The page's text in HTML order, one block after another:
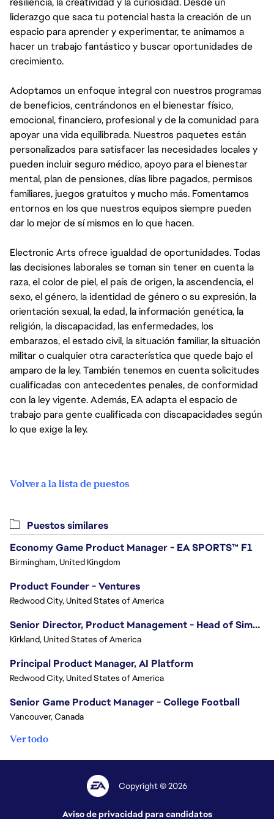
liderazgo que saca tu potencial hasta la creación de un
espacio para aprender y experimentar, te animamos a
hacer un trabajo fantástico y buscar oportunidades de
crecimiento.
Adoptamos un enfoque integral con nuestros programas
de beneficios, centrándonos en el bienestar físico,
emocional, financiero, profesional y de la comunidad para
apoyar una vida equilibrada. Nuestros paquetes están
personalizados para satisfacer las necesidades locales y
pueden incluir seguro médico, apoyo para el bienestar
mental, plan de pensiones, días libre pagados, permisos
familiares, juegos gratuitos y mucho más. Fomentamos
entornos en los que nuestros equipos siempre pueden
dar lo mejor de sí mismos en lo que hacen.
Electronic Arts ofrece igualdad de oportunidades. Todas
las decisiones laborales se toman sin tener en cuenta la
raza, el color de piel, el país de origen, la ascendencia, el
sexo, el género, la identidad de género o su expresión, la
orientación sexual, la edad, la información genética, la
religión, la discapacidad, las enfermedades, los
embarazos, el estado civil, la situación familiar, la situación
militar o cualquier otra característica que quede bajo el
amparo de la ley. También tenemos en cuenta solicitudes
cualificadas con antecedentes penales, de conformidad
con la ley vigente. Además, EA adapta el espacio de
trabajo para gente cualificada con discapacidades según
lo que exige la ley.
Volver a la lista de puestos
Puestos similares
Economy Game Product Manager - EA SPORTS™ F1
Birmingham, United Kingdom
Product Founder - Ventures
Redwood City, United States of America
Senior Director, Product Management - Head of Sims Marketplace
Kirkland, United States of America
Principal Product Manager, AI Platform
Redwood City, United States of America
Senior Game Product Manager - College Football
Vancouver, Canada
Ver todo
Copyright © 2026
Aviso de privacidad para candidatos